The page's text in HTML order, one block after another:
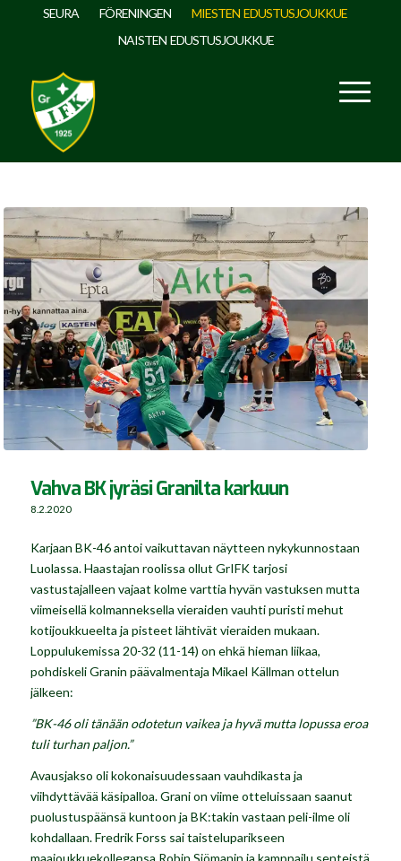
SEURA FÖRENINGEN
MIESTEN EDUSTUSJOUKKUE
NAISTEN EDUSTUSJOUKKUE
Vahva BK jyräsi Granilta karkuun
8.2.2020
Karjaan BK-46 antoi vaikuttavan näytteen nykykunnostaan
Luolassa. Haastajan roolissa ollut GrIFK tarjosi
vastustajalleen vajaat kolme varttia hyvän vastuksen mutta
viimeisellä kolmanneksella vieraiden vauhti puristi mehut
kotijoukkueelta ja pisteet lähtivät vieraiden mukaan.
Loppulukemissa 20-32 (11-14) on ehkä hieman liikaa,
pohdiskeli Granin päävalmentaja Mikael Källman ottelun
jälkeen:
”BK-46 oli tänään odotetun vaikea ja hyvä mutta lopussa eroa
tuli turhan paljon.”
Avausjakso oli kokonaisuudessaan vauhdikasta ja
viihdyttävää käsipalloa. Grani on viime otteluissaan saanut
puolustuspäänsä kuntoon ja BK:takin vastaan peli-ilme oli
kohdallaan. Fredrik Forss sai taisteluparikseen
maajoukkuekollegansa Robin Sjömanin ja kamppailu senteistä